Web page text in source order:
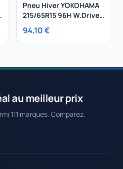
Pneu Hiver YOKOHAMA
215/65R15 96H W.Drive
V902A
94,10 €
au meilleur prix
111 marques. Comparez,